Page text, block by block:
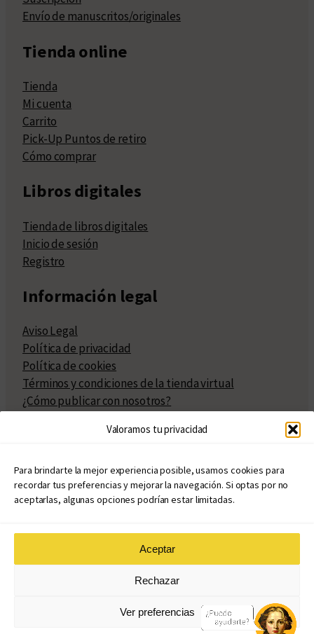
Valoramos tu privacidad
Para brindarte la mejor experiencia posible, usamos cookies para
recordar tus preferencias y mejorar la navegación. Si optas por no
aceptarlas, algunas opciones podrían estar limitadas.
Aceptar
Rechazar
Ver preferencias
Envío de manuscritos/originales
Tienda online
Tienda
Mi cuenta
Carrito
Pick-Up Puntos de retiro
Cómo comprar
Libros digitales
Tienda de libros digitales
Inicio de sesión
Registro
Información legal
Aviso Legal
Política de privacidad
Política de cookies
Términos y condiciones de la tienda virtual
¿Cómo publicar con nosotros?
Políticas de publicación
Políticas de coedición
Atribuciones